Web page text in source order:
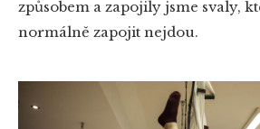
způsobem a zapojily jsme svaly,
normálně zapojit nejdou.